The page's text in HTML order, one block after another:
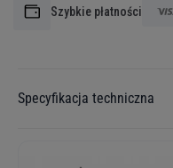
Szybkie płatności
Specyfikacja techniczna